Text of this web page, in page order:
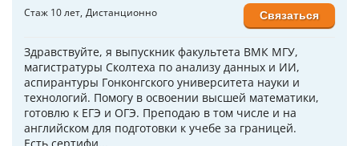
Стаж 10 лет Дистанционно
Здравствуйте, я выпускник факультета ВМК МГУ,
магистратуры Сколтеха по анализу данных и ИИ,
аспирантуры Гонконгского университета науки и
технологий. Помогу в освоении высшей математики,
готовлю к ЕГЭ и ОГЭ. Преподаю в том числе и на
английском для подготовки к учебе за границей.
Связаться